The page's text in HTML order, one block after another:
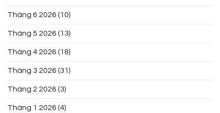
Tháng 6 2026 (10)
Tháng 5 2026 (13)
Tháng 4 2026 (18)
Tháng 3 2026 (31)
Tháng 2 2026 (3)
Tháng 1 2026 (4)